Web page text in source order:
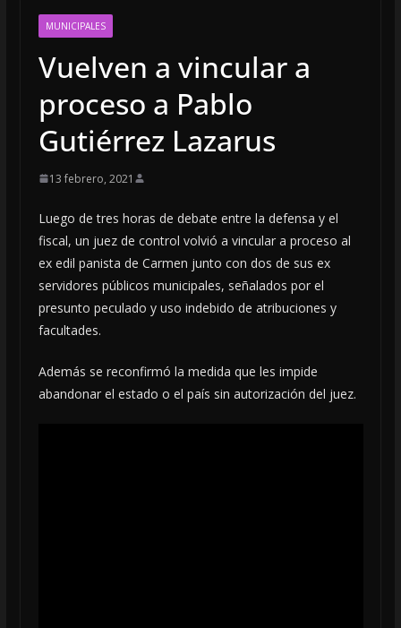
MUNICIPALES
Vuelven a vincular a
proceso a Pablo
Gutiérrez Lazarus
13 febrero, 2021
Luego de tres horas de debate entre la defensa y el
fiscal, un juez de control volvió a vincular a proceso al
ex edil panista de Carmen junto con dos de sus ex
servidores públicos municipales, señalados por el
presunto peculado y uso indebido de atribuciones y
facultades.
Además se reconfirmó la medida que les impide
abandonar el estado o el país sin autorización del juez.